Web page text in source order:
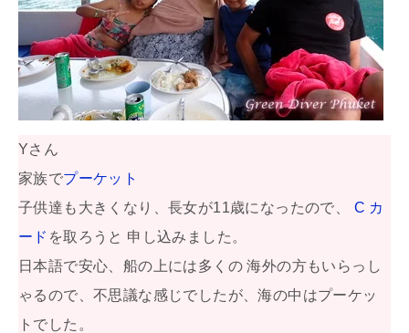
Yさん
家族でプーケット
子供達も大きくなり、長女が11歳になったので、
C カ
ード を取ろうと 申し込みました。
日本語で安心、船の上には多くの 海外の方もいらっし
ゃるので、不思議な感じでしたが、海の中はプーケッ
トでした。